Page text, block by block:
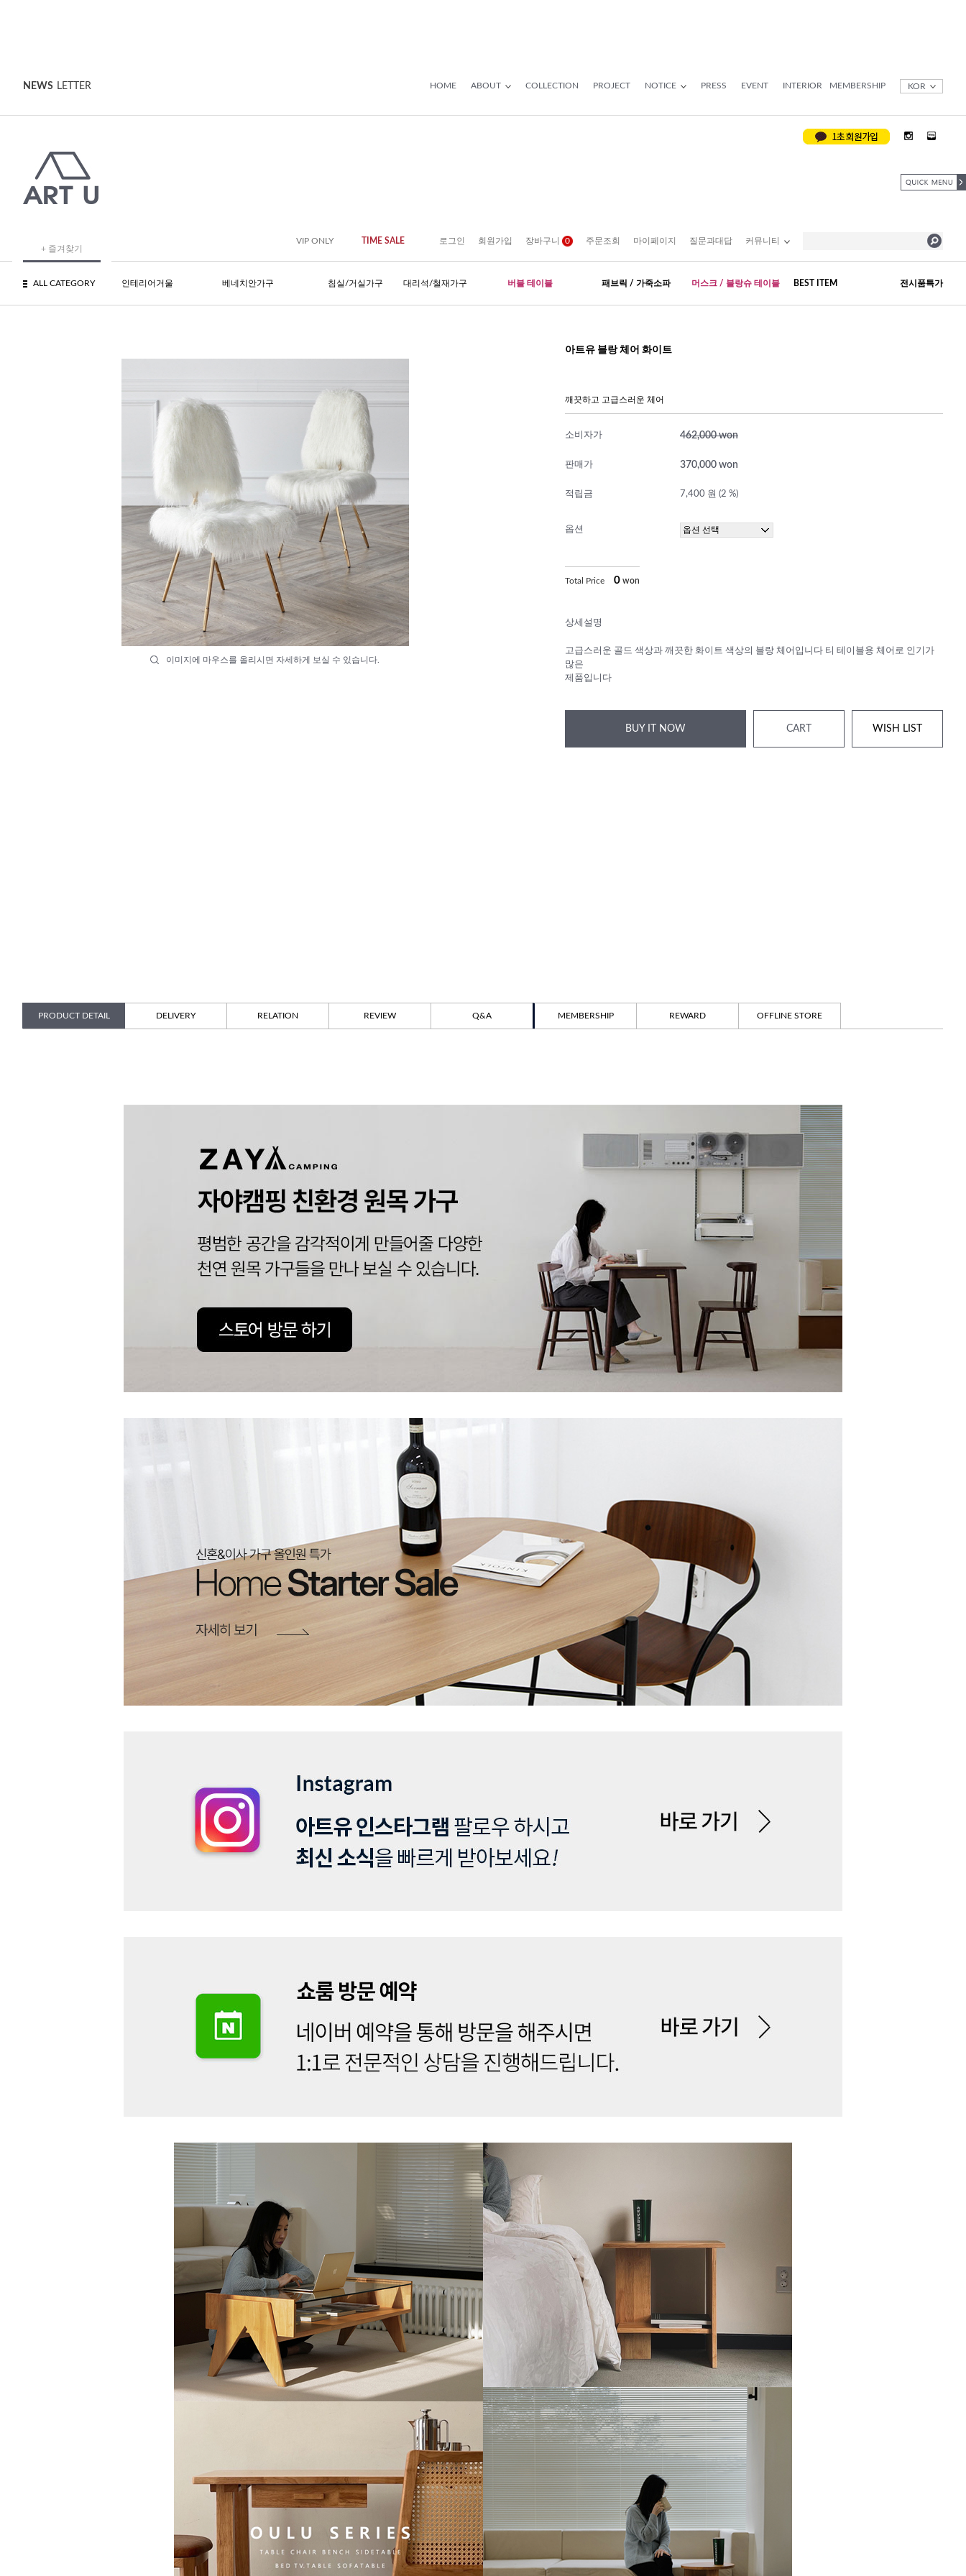
NEWS LETTER HOME ABOUT COLLECTION PROJECT NOTICE PRESS EVENT INTERIOR MEMBERSHIP KOR
+ 즐겨찾기
VIP ONLY TIME SALE 로그인 회원가입 장바구니 0 주문조회 마이페이지 질문과대답 커뮤니티
ALL CATEGORY 인테리어거울 베네치안가구 침실/거실가구 대리석/철재가구 버블 테이블 패브릭 / 가죽소파 머스크 / 블랑슈 테이블 BEST ITEM 전시품특가
이미지에 마우스를 올리시면 자세하게 보실 수 있습니다.
아트유 블랑 체어 화이트
깨끗하고 고급스러운 체어
소비자가 462,000 won
판매가 370,000 won
적립금 7,400 원 (2 %)
옵션
Total Price 0 won
상세설명
고급스러운 골드 색상과 깨끗한 화이트 색상의 블랑 체어입니다 티 테이블용 체어로 인기가
많은
제품입니다
BUY IT NOW CART WISH LIST
PRODUCT DETAIL DELIVERY RELATION REVIEW Q&A MEMBERSHIP REWARD OFFLINE STORE